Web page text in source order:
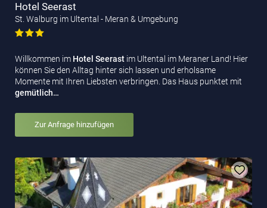
Hotel Seerast
St. Walburg im Ultental - Meran & Umgebung
Willkommen im Hotel Seerast im Ultental im Meraner Land! Hier
können Sie den Alltag hinter sich lassen und erholsame
Momente mit Ihren Liebsten verbringen. Das Haus punktet mit
gemütlich…
Zur Anfrage hinzufügen